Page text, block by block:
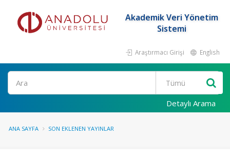
Akademik Veri Yönetim
Sistemi
Araştırmacı Girişi English
Ara
Detaylı Arama
ANA SAYFA SON EKLENEN YAYINLAR